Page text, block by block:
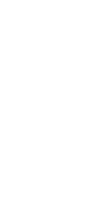
雨」這2天下最猛